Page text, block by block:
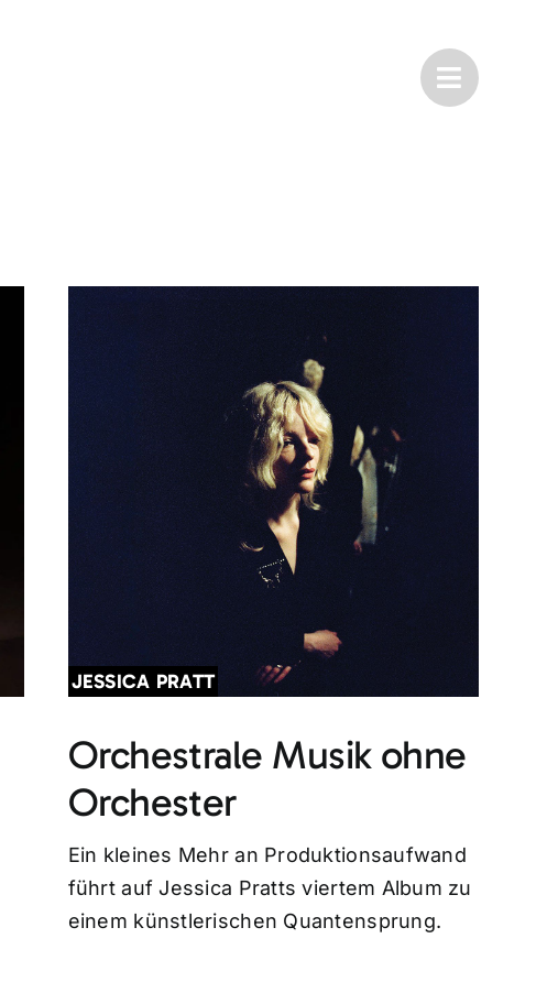
JESSICA PRATT
Orchestrale Musik ohne
Orchester
Ein kleines Mehr an Produktionsaufwand
führt auf Jessica Pratts viertem Album zu
einem künstlerischen Quantensprung.